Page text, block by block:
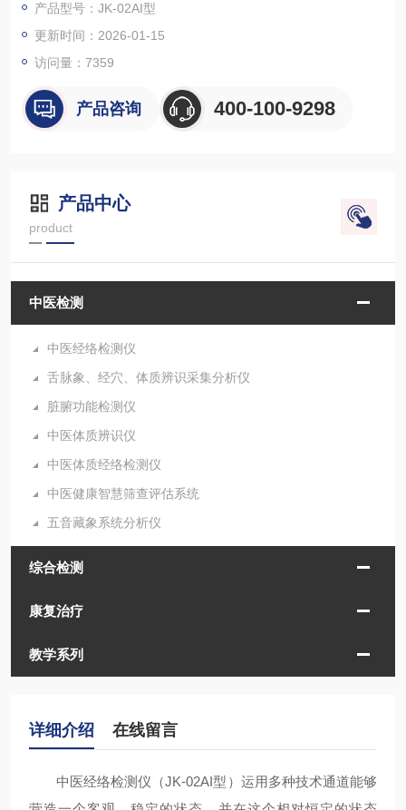
产品型号：JK-02AI型
更新时间：2026-01-15
访问量： 7359
产品咨询 400-100-9298
产品中心
product
中医检测
中医经络检测仪
舌脉象、经穴、体质辨识采集分析仪
脏腑功能检测仪
中医体质辨识仪
中医体质经络检测仪
中医健康智慧筛查评估系统
五音藏象系统分析仪
综合检测
康复治疗
教学系列
详细介绍 在线留言
中医经络检测仪（JK-02AI型 ） 运用多种技术通道能够